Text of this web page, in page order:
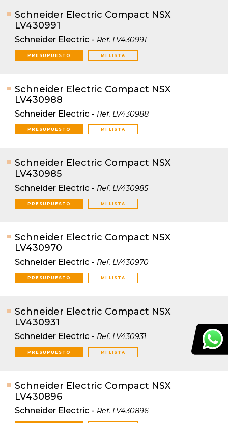
Schneider Electric Compact NSX
LV430991
Schneider Electric - Ref. LV430991
PRESUPUESTO MI LISTA
Schneider Electric Compact NSX
LV430988
Schneider Electric - Ref. LV430988
PRESUPUESTO MI LISTA
Schneider Electric Compact NSX
LV430985
Schneider Electric - Ref. LV430985
PRESUPUESTO MI LISTA
Schneider Electric Compact NSX
LV430970
Schneider Electric - Ref. LV430970
PRESUPUESTO MI LISTA
Schneider Electric Compact NSX
LV430931
Schneider Electric - Ref. LV430931
PRESUPUESTO MI LISTA
Schneider Electric Compact NSX
LV430896
Schneider Electric - Ref. LV430896